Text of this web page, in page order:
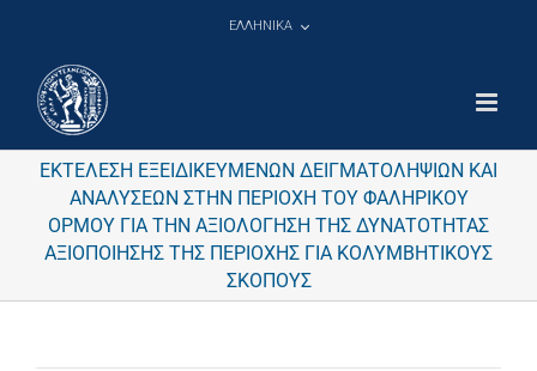
ΕΛΛΗΝΙΚΑ
ΕΚΤΕΛΕΣΗ ΕΞΕΙΔΙΚΕΥΜΕΝΩΝ ΔΕΙΓΜΑΤΟΛΗΨΙΩΝ ΚΑΙ
ΑΝΑΛΥΣΕΩΝ ΣΤΗΝ ΠΕΡΙΟΧΗ ΤΟΥ ΦΑΛΗΡΙΚΟΥ
ΟΡΜΟΥ ΓΙΑ ΤΗΝ ΑΞΙΟΛΟΓΗΣΗ ΤΗΣ ΔΥΝΑΤΟΤΗΤΑΣ
ΑΞΙΟΠΟΙΗΣΗΣ ΤΗΣ ΠΕΡΙΟΧΗΣ ΓΙΑ ΚΟΛΥΜΒΗΤΙΚΟΥΣ
ΣΚΟΠΟΥΣ